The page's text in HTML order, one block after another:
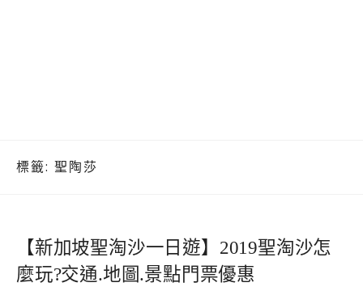
標籤: 聖陶莎
【新加坡聖淘沙一日遊】2019聖淘沙怎
麼玩?交通.地圖.景點門票優惠